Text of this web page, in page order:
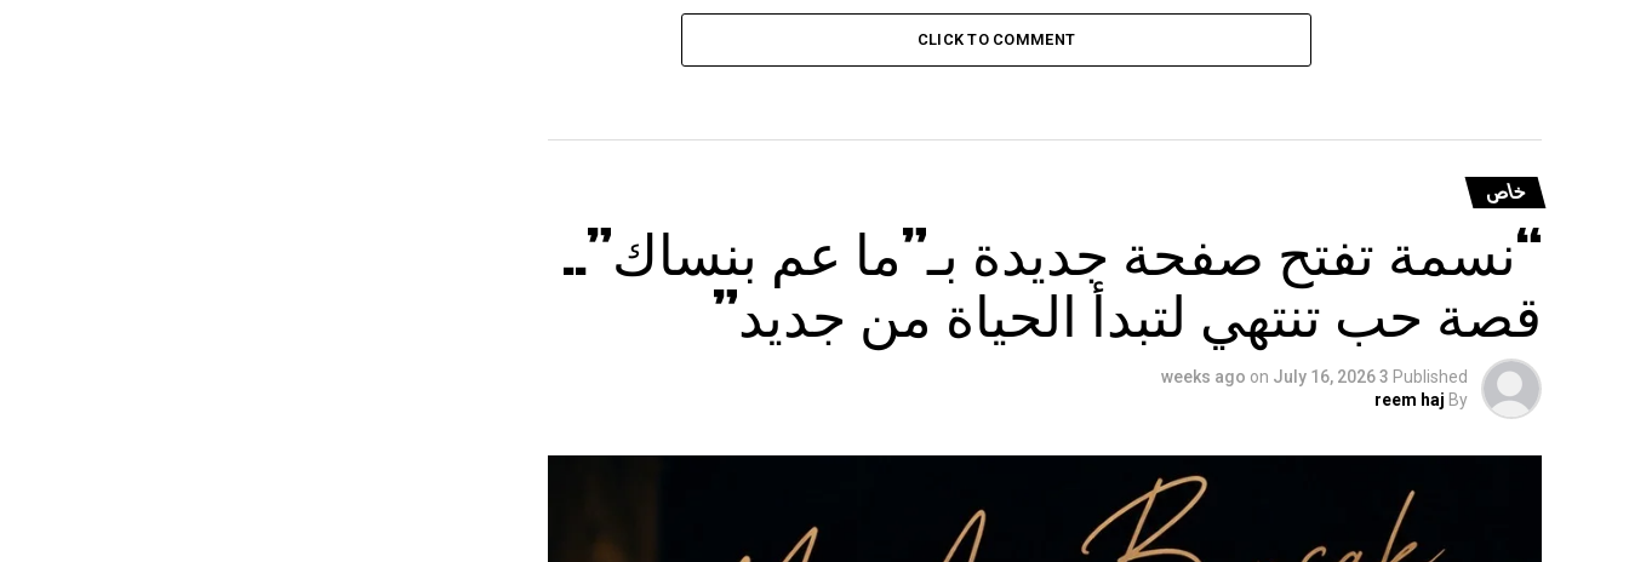
CLICK TO COMMENT
خاص
“نسمة تفتح صفحة جديدة بـ”ما عم بنساك”..
قصة حب تنتهي لتبدأ الحياة من جديد”
Published
3 weeks ago
on July 16, 2026
By
reem haj